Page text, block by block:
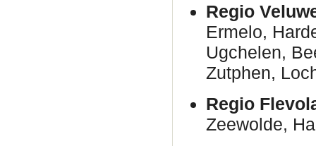
Regio
Ermelo,
Ugchelen,
Zutphen,
Regio
Zeewolde,